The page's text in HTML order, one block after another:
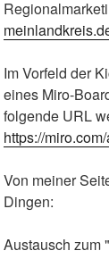
Im Vorfeld der
eines Miro-
folgende URL
https://
Von meiner
Dingen:
Austausch zum